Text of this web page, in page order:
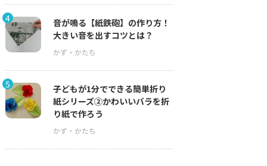
4
音が鳴る【紙鉄砲】の作り方！
大きい音を出すコツとは？
5
子どもが1分でできる簡単折り
紙シリーズ②かわいいバラを折
り紙で作ろう